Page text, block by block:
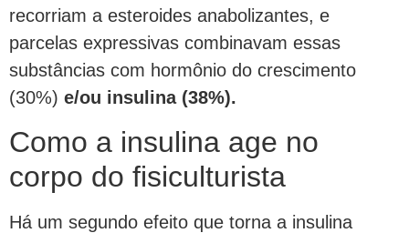
recorriam a esteroides anabolizantes, e
parcelas expressivas combinavam essas
substâncias com hormônio do crescimento
(30%) e/ou insulina (38%).
Como a insulina age no
corpo do fisiculturista
Há um segundo efeito que torna a insulina